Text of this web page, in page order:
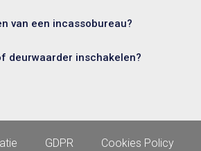
van een incassobureau?
deurwaarder inschakelen?
GDPR Cookies Policy